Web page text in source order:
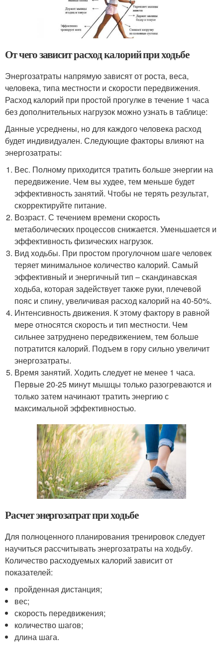
От чего зависит расход калорий при ходьбе
Энергозатраты напрямую зависят от роста, веса,
человека, типа местности и скорости передвижения.
Расход калорий при простой прогулке в течение 1 часа
без дополнительных нагрузок можно узнать в таблице:
Данные усреднены, но для каждого человека расход
будет индивидуален. Следующие факторы влияют на
энергозатраты:
Вес. Полному приходится тратить больше энергии на
передвижение. Чем вы худее, тем меньше будет
эффективность занятий. Чтобы не терять результат,
скорректируйте питание.
Возраст. С течением времени скорость
метаболических процессов снижается. Уменьшается и
эффективность физических нагрузок.
Вид ходьбы. При простом прогулочном шаге человек
теряет минимальное количество калорий. Самый
эффективный и энергичный тип – скандинавская
ходьба, которая задействует также руки, плечевой
пояс и спину, увеличивая расход калорий на 40-50%.
Интенсивность движения. К этому фактору в равной
мере относятся скорость и тип местности. Чем
сильнее затруднено передвижением, тем больше
потратится калорий. Подъем в гору сильно увеличит
энергозатраты.
Время занятий. Ходить следует не менее 1 часа.
Первые 20-25 минут мышцы только разогреваются и
только затем начинают тратить энергию с
максимальной эффективностью.
Расчет энергозатрат при ходьбе
Для полноценного планирования тренировок следует
научиться рассчитывать энергозатраты на ходьбу.
Количество расходуемых калорий зависит от
показателей:
пройденная дистанция;
вес;
скорость передвижения;
количество шагов;
длина шага.